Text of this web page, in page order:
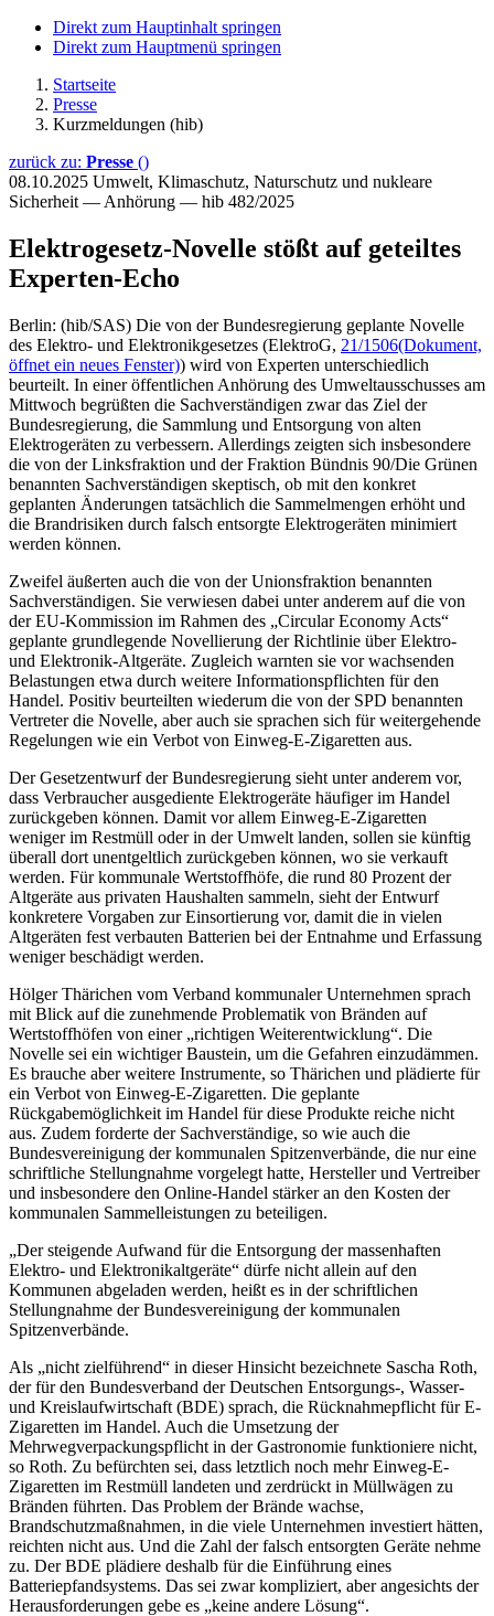
Direkt zum Hauptinhalt springen
Direkt zum Hauptmenü springen
Startseite
Presse
Kurzmeldungen (hib)
zurück zu: Presse ()
08.10.2025 Umwelt, Klimaschutz, Naturschutz und nukleare
Sicherheit — Anhörung — hib 482/2025
Elektrogesetz-Novelle stößt auf geteiltes
Experten-Echo
Berlin: (hib/SAS) Die von der Bundesregierung geplante Novelle
des Elektro- und Elektronikgesetzes (ElektroG, 21/1506(Dokument,
öffnet ein neues Fenster)) wird von Experten unterschiedlich
beurteilt. In einer öffentlichen Anhörung des Umweltausschusses am
Mittwoch begrüßten die Sachverständigen zwar das Ziel der
Bundesregierung, die Sammlung und Entsorgung von alten
Elektrogeräten zu verbessern. Allerdings zeigten sich insbesondere
die von der Linksfraktion und der Fraktion Bündnis 90/Die Grünen
benannten Sachverständigen skeptisch, ob mit den konkret
geplanten Änderungen tatsächlich die Sammelmengen erhöht und
die Brandrisiken durch falsch entsorgte Elektrogeräten minimiert
werden können.
Zweifel äußerten auch die von der Unionsfraktion benannten
Sachverständigen. Sie verwiesen dabei unter anderem auf die von
der EU-Kommission im Rahmen des „Circular Economy Acts“
geplante grundlegende Novellierung der Richtlinie über Elektro-
und Elektronik-Altgeräte. Zugleich warnten sie vor wachsenden
Belastungen etwa durch weitere Informationspflichten für den
Handel. Positiv beurteilten wiederum die von der SPD benannten
Vertreter die Novelle, aber auch sie sprachen sich für weitergehende
Regelungen wie ein Verbot von Einweg-E-Zigaretten aus.
Der Gesetzentwurf der Bundesregierung sieht unter anderem vor,
dass Verbraucher ausgediente Elektrogeräte häufiger im Handel
zurückgeben können. Damit vor allem Einweg-E-Zigaretten
weniger im Restmüll oder in der Umwelt landen, sollen sie künftig
überall dort unentgeltlich zurückgeben können, wo sie verkauft
werden. Für kommunale Wertstoffhöfe, die rund 80 Prozent der
Altgeräte aus privaten Haushalten sammeln, sieht der Entwurf
konkretere Vorgaben zur Einsortierung vor, damit die in vielen
Altgeräten fest verbauten Batterien bei der Entnahme und Erfassung
weniger beschädigt werden.
Hölger Thärichen vom Verband kommunaler Unternehmen sprach
mit Blick auf die zunehmende Problematik von Bränden auf
Wertstoffhöfen von einer „richtigen Weiterentwicklung“. Die
Novelle sei ein wichtiger Baustein, um die Gefahren einzudämmen.
Es brauche aber weitere Instrumente, so Thärichen und plädierte für
ein Verbot von Einweg-E-Zigaretten. Die geplante
Rückgabemöglichkeit im Handel für diese Produkte reiche nicht
aus. Zudem forderte der Sachverständige, so wie auch die
Bundesvereinigung der kommunalen Spitzenverbände, die nur eine
schriftliche Stellungnahme vorgelegt hatte, Hersteller und Vertreiber
und insbesondere den Online-Handel stärker an den Kosten der
kommunalen Sammelleistungen zu beteiligen.
„Der steigende Aufwand für die Entsorgung der massenhaften
Elektro- und Elektronikaltgeräte“ dürfe nicht allein auf den
Kommunen abgeladen werden, heißt es in der schriftlichen
Stellungnahme der Bundesvereinigung der kommunalen
Spitzenverbände.
Als „nicht zielführend“ in dieser Hinsicht bezeichnete Sascha Roth,
der für den Bundesverband der Deutschen Entsorgungs-, Wasser-
und Kreislaufwirtschaft (BDE) sprach, die Rücknahmepflicht für E-
Zigaretten im Handel. Auch die Umsetzung der
Mehrwegverpackungspflicht in der Gastronomie funktioniere nicht,
so Roth. Zu befürchten sei, dass letztlich noch mehr Einweg-E-
Zigaretten im Restmüll landeten und zerdrückt in Müllwägen zu
Bränden führten. Das Problem der Brände wachse,
Brandschutzmaßnahmen, in die viele Unternehmen investiert hätten,
reichten nicht aus. Und die Zahl der falsch entsorgten Geräte nehme
zu. Der BDE plädiere deshalb für die Einführung eines
Batteriepfandsystems. Das sei zwar kompliziert, aber angesichts der
Herausforderungen gebe es „keine andere Lösung“.